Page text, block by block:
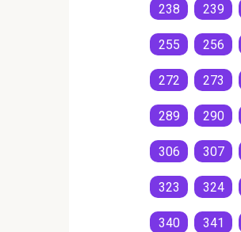
238 239
255 256
272 273
289 290
306 307
323 324
340 341